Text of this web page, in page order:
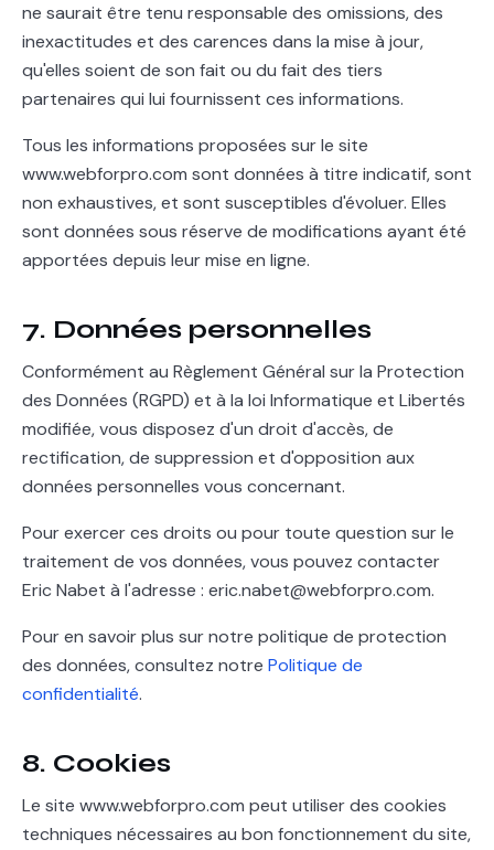
ne saurait être tenu responsable des omissions, des
inexactitudes et des carences dans la mise à jour,
qu'elles soient de son fait ou du fait des tiers
partenaires qui lui fournissent ces informations.
Tous les informations proposées sur le site
www.webforpro.com sont données à titre indicatif, sont
non exhaustives, et sont susceptibles d'évoluer. Elles
sont données sous réserve de modifications ayant été
apportées depuis leur mise en ligne.
7. Données personnelles
Conformément au Règlement Général sur la Protection
des Données (RGPD) et à la loi Informatique et Libertés
modifiée, vous disposez d'un droit d'accès, de
rectification, de suppression et d'opposition aux
données personnelles vous concernant.
Pour exercer ces droits ou pour toute question sur le
traitement de vos données, vous pouvez contacter
Eric Nabet à l'adresse : eric.nabet@webforpro.com.
Pour en savoir plus sur notre politique de protection
des données, consultez notre Politique de
confidentialité.
8. Cookies
Le site www.webforpro.com peut utiliser des cookies
techniques nécessaires au bon fonctionnement du site,